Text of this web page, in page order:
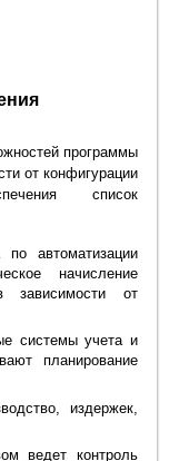
программы
от конфигурации
список
автоматизации
начисление
зависимости от
системы учета и
планирование
издержек,
ведет контроль